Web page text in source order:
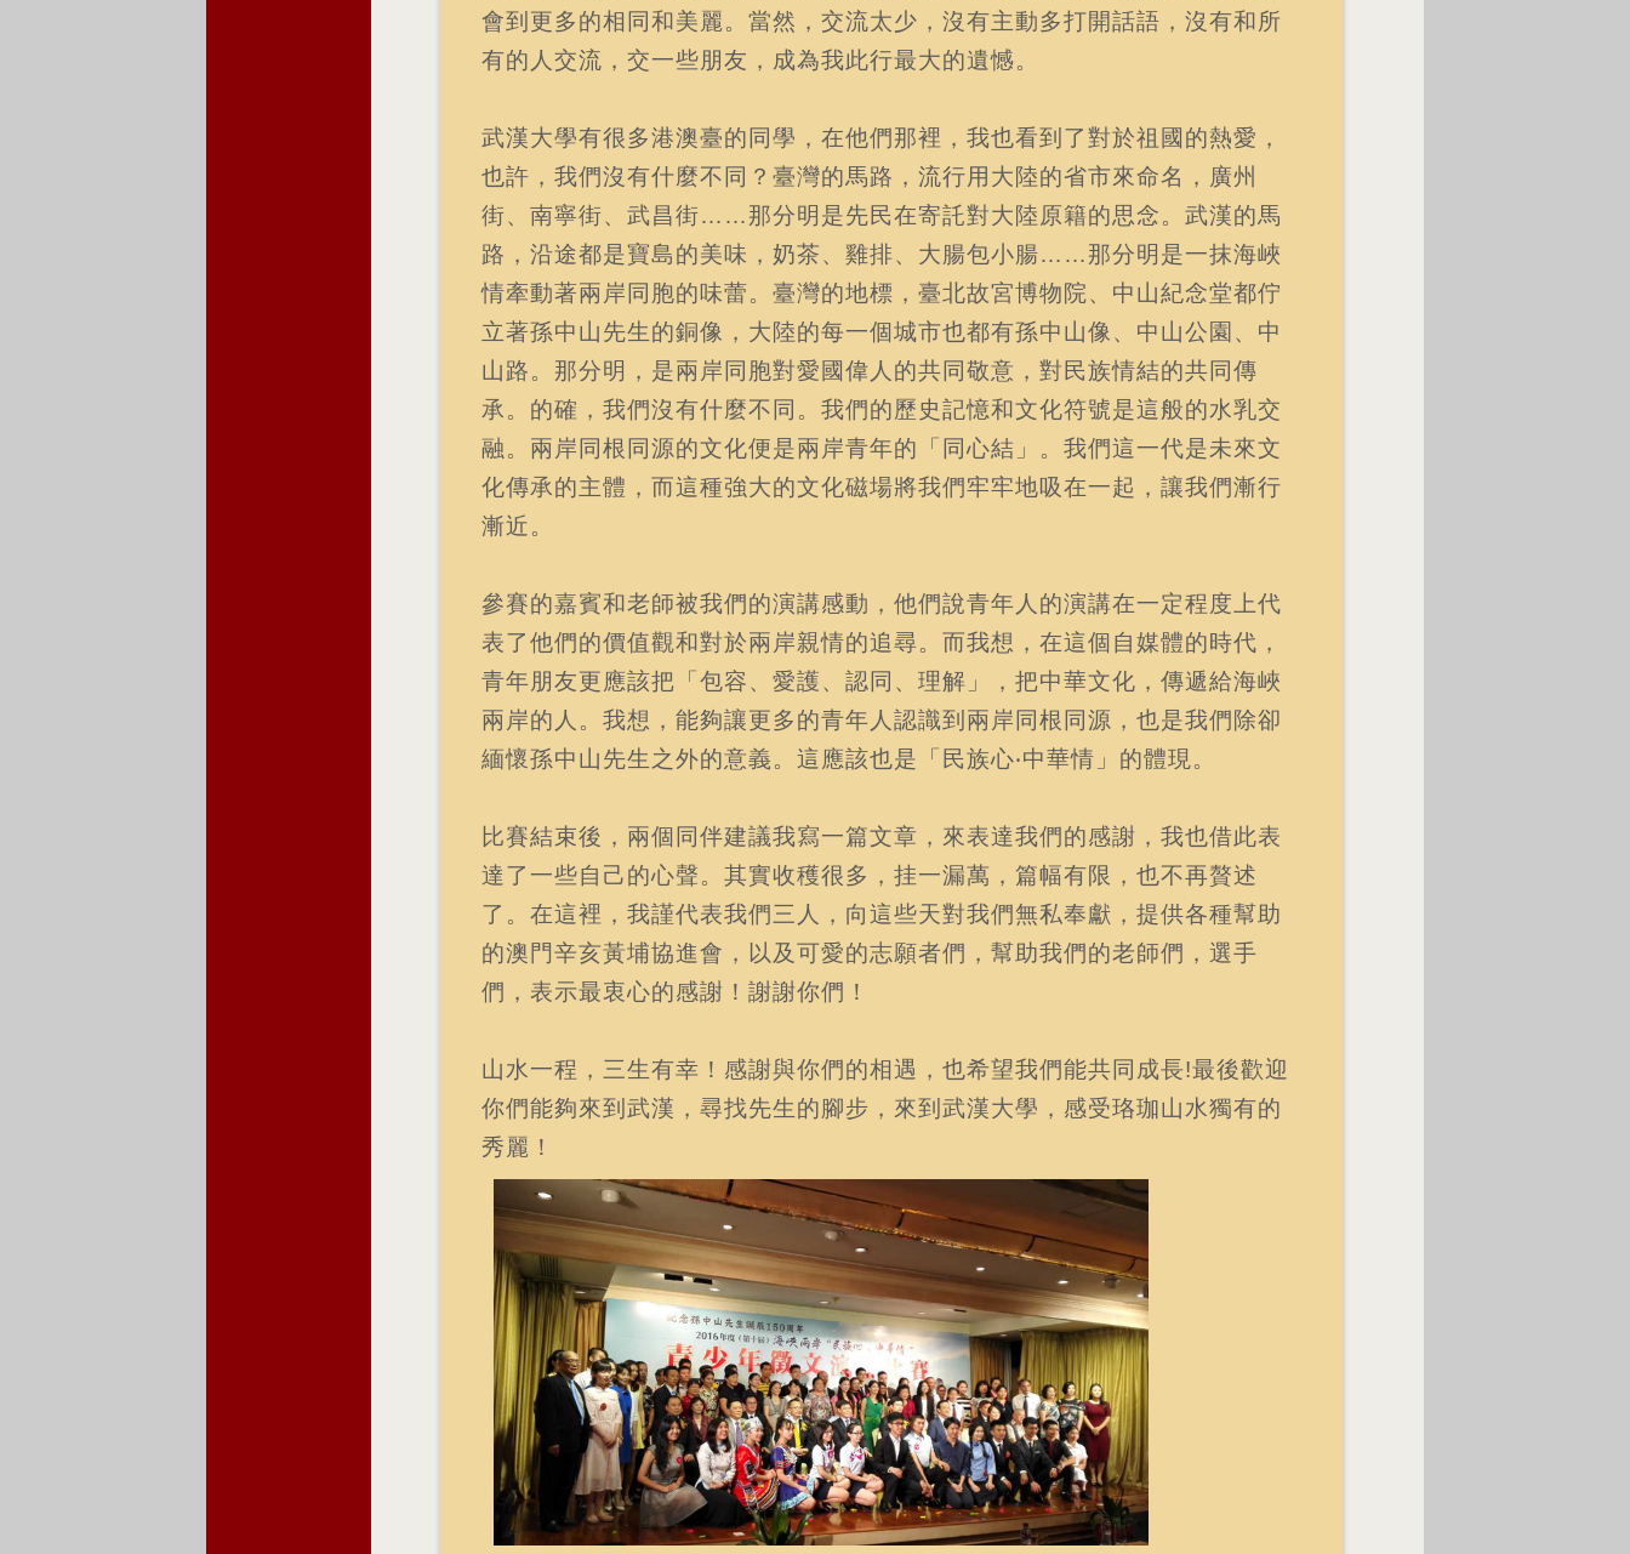
會到更多的相同和美麗。當然，交流太少，沒有主動多打開話語，沒有和所
有的人交流，交一些朋友，成為我此行最大的遺憾。
武漢大學有很多港澳臺的同學，在他們那裡，我也看到了對於祖國的熱愛，
也許，我們沒有什麼不同？臺灣的馬路，流行用大陸的省市來命名，廣州
街、南寧街、武昌街……那分明是先民在寄託對大陸原籍的思念。武漢的馬
路，沿途都是寶島的美味，奶茶、雞排、大腸包小腸……那分明是一抹海峽
情牽動著兩岸同胞的味蕾。臺灣的地標，臺北故宮博物院、中山紀念堂都佇
立著孫中山先生的銅像，大陸的每一個城市也都有孫中山像、中山公園、中
山路。那分明，是兩岸同胞對愛國偉人的共同敬意，對民族情結的共同傳
承。的確，我們沒有什麼不同。我們的歷史記憶和文化符號是這般的水乳交
融。兩岸同根同源的文化便是兩岸青年的「同心結」。我們這一代是未來文
化傳承的主體，而這種強大的文化磁場將我們牢牢地吸在一起，讓我們漸行
漸近。
參賽的嘉賓和老師被我們的演講感動，他們說青年人的演講在一定程度上代
表了他們的價值觀和對於兩岸親情的追尋。而我想，在這個自媒體的時代，
青年朋友更應該把「包容、愛護、認同、理解」，把中華文化，傳遞給海峽
兩岸的人。我想，能夠讓更多的青年人認識到兩岸同根同源，也是我們除卻
緬懷孫中山先生之外的意義。這應該也是「民族心‧中華情」的體現。
比賽結束後，兩個同伴建議我寫一篇文章，來表達我們的感謝，我也借此表
達了一些自己的心聲。其實收穫很多，挂一漏萬，篇幅有限，也不再贅述
了。在這裡，我謹代表我們三人，向這些天對我們無私奉獻，提供各種幫助
的澳門辛亥黃埔協進會，以及可愛的志願者們，幫助我們的老師們，選手
們，表示最衷心的感謝！謝謝你們！
山水一程，三生有幸！感謝與你們的相遇，也希望我們能共同成長!最後歡迎
你們能夠來到武漢，尋找先生的腳步，來到武漢大學，感受珞珈山水獨有的
秀麗！